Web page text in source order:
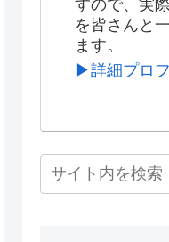
すので、実
を皆さんと
ます。
▶詳細プロ